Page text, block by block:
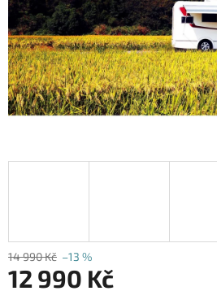
14 990 Kč –13 %
12 990 Kč